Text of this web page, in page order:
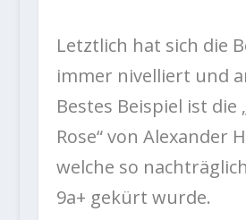
Letztlich hat sich die
immer nivelliert und
Bestes Beispiel ist die
Rose“ von Alexander
welche so
9a+ gekürt wurde.